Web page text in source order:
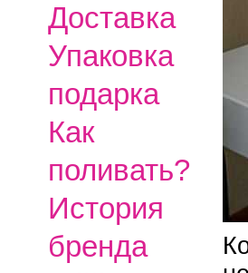
Доставка
Упаковка
подарка
Как
поливать?
История
бренда